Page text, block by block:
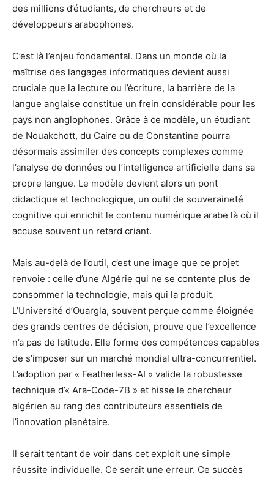
des millions d’étudiants, de chercheurs et de
développeurs arabophones.
C’est là l’enjeu fondamental. Dans un monde où la
maîtrise des langages informatiques devient aussi
cruciale que la lecture ou l’écriture, la barrière de la
langue anglaise constitue un frein considérable pour les
pays non anglophones. Grâce à ce modèle, un étudiant
de Nouakchott, du Caire ou de Constantine pourra
désormais assimiler des concepts complexes comme
l’analyse de données ou l’intelligence artificielle dans sa
propre langue. Le modèle devient alors un pont
didactique et technologique, un outil de souveraineté
cognitive qui enrichit le contenu numérique arabe là où il
accuse souvent un retard criant.
Mais au-delà de l’outil, c’est une image que ce projet
renvoie : celle d’une Algérie qui ne se contente plus de
consommer la technologie, mais qui la produit.
L’Université d’Ouargla, souvent perçue comme éloignée
des grands centres de décision, prouve que l’excellence
n’a pas de latitude. Elle forme des compétences capables
de s’imposer sur un marché mondial ultra-concurrentiel.
L’adoption par « Featherless-AI » valide la robustesse
technique d’« Ara-Code-7B » et hisse le chercheur
algérien au rang des contributeurs essentiels de
l’innovation planétaire.
Il serait tentant de voir dans cet exploit une simple
réussite individuelle. Ce serait une erreur. Ce succès